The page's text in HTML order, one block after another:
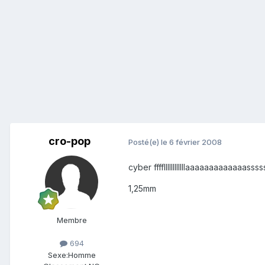
cro-pop
Membre
694
Sexe:Homme
Posté(e) le 6 février 2008
cyber
1,25mm